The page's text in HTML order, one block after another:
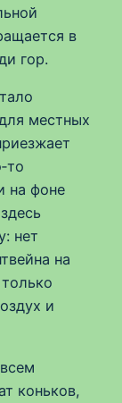
в
гор.
местных
на фоне
нет
на
и
коньков,